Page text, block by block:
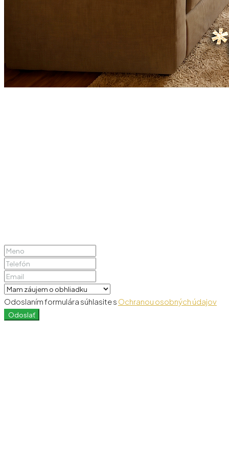
Odoslaním formulára súhlasite s Ochranou osobných údajov
Odoslať